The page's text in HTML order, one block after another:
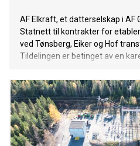
AF Elkraft, et datterselskap i AF
Statnett til kontrakter for
ved Tønsberg, Eiker og Hof
Tildelingen er betinget av en